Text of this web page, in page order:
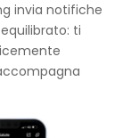
invia notifiche
ti